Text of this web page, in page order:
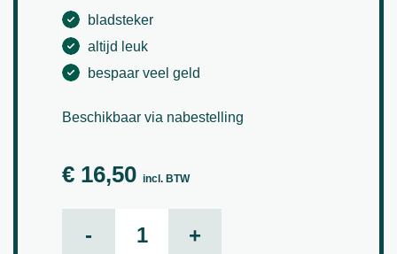
bladsteker
altijd leuk
bespaar veel geld
Beschikbaar via nabestelling
€ 16,50 incl. BTW
- +